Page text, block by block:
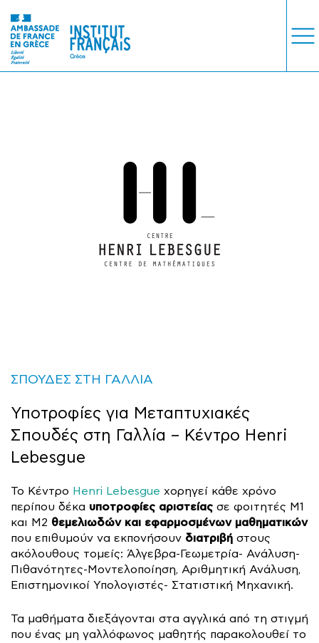
ΣΠΟΥΔΕΣ ΣΤΗ ΓΑΛΛΙΑ
Υποτροφίες για Μεταπτυχιακές
Σπουδές στη Γαλλία – Κέντρο Henri
Lebesgue
Το Κέντρο Henri Lebesgue χορηγεί κάθε χρόνο
περίπου δέκα υποτροφίες αριστείας σε φοιτητές Μ1
και Μ2 θεμελιωδών και εφαρμοσμένων μαθηματικών
που επιθυμούν να εκπονήσουν διατριβή στους
ακόλουθους τομείς: Άλγεβρα-Γεωμετρία- Ανάλυση-
Πιθανότητες-Μοντελοποίηση, Αριθμητική Ανάλυση,
Επιστημονικοί Υπολογιστές- Στατιστική Μηχανική.
Τα μαθήματα διεξάγονται στα αγγλικά από τη στιγμή
που ένας μη γαλλόφωνος μαθητής παρακολουθεί το